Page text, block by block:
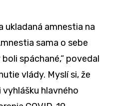
ukladaná amnestia na
sama o sebe
spáchané,“ povedal
vlády. Myslí si, že
hlavného